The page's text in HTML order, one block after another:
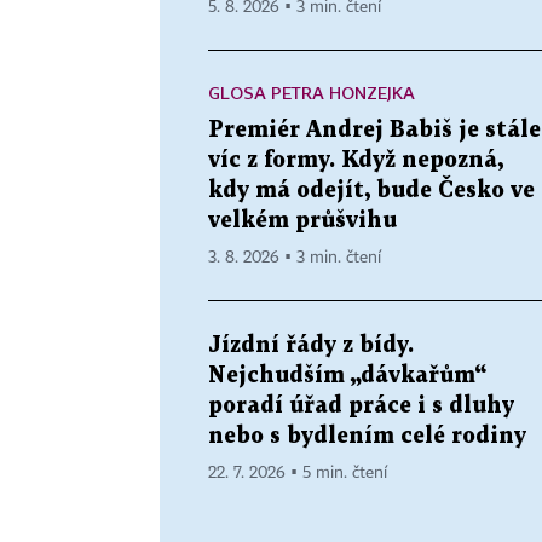
5. 8. 2026 ▪ 3 min. čtení
GLOSA PETRA HONZEJKA
Premiér Andrej Babiš je stále
víc z formy. Když nepozná,
kdy má odejít, bude Česko ve
velkém průšvihu
3. 8. 2026 ▪ 3 min. čtení
Jízdní řády z bídy.
Nejchudším „dávkařům“
poradí úřad práce i s dluhy
nebo s bydlením celé rodiny
22. 7. 2026 ▪ 5 min. čtení